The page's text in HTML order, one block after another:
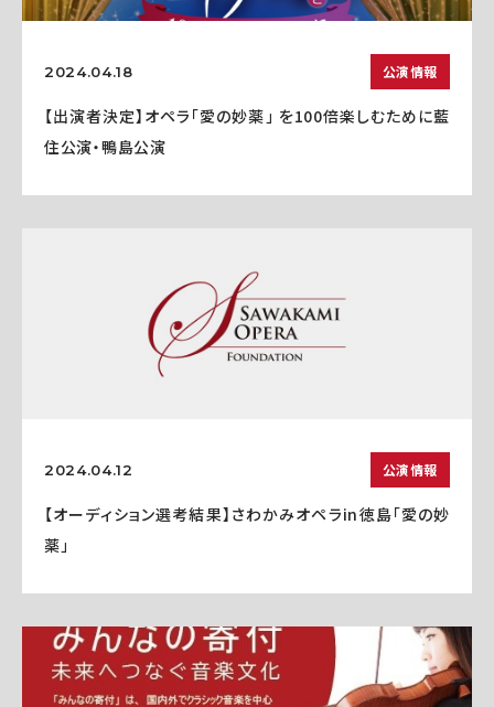
2024.04.18 公演情報
【出演者決定】オペラ「愛の妙薬」 を100倍楽しむために藍
住公演・鴨島公演
2024.04.12 公演情報
【オーディション選考結果】さわかみオペラin徳島「愛の妙
薬」